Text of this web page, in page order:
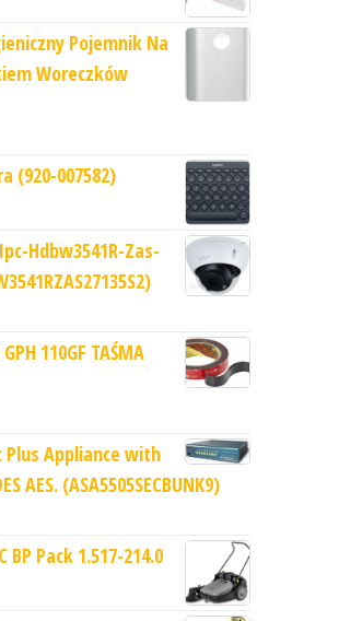
Pojemnik Na
Woreczków
(920-007582)
Hdbw3541R-Zas-
110GF TAŚMA
Plus Appliance with
AES. (ASA5505SECBUNK9)
BP Pack 1.517-214.0